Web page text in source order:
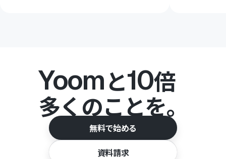
Yoomと10倍
多くのことを。
無料で始める
資料請求